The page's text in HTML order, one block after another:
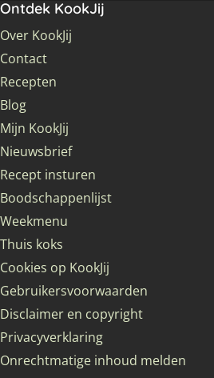
Ontdek KookJij
Over KookJij
Contact
Recepten
Blog
Mijn KookJij
Nieuwsbrief
Recept insturen
Boodschappenlijst
Weekmenu
Thuis koks
Cookies op KookJij
Gebruikersvoorwaarden
Disclaimer en copyright
Privacyverklaring
Onrechtmatige inhoud melden